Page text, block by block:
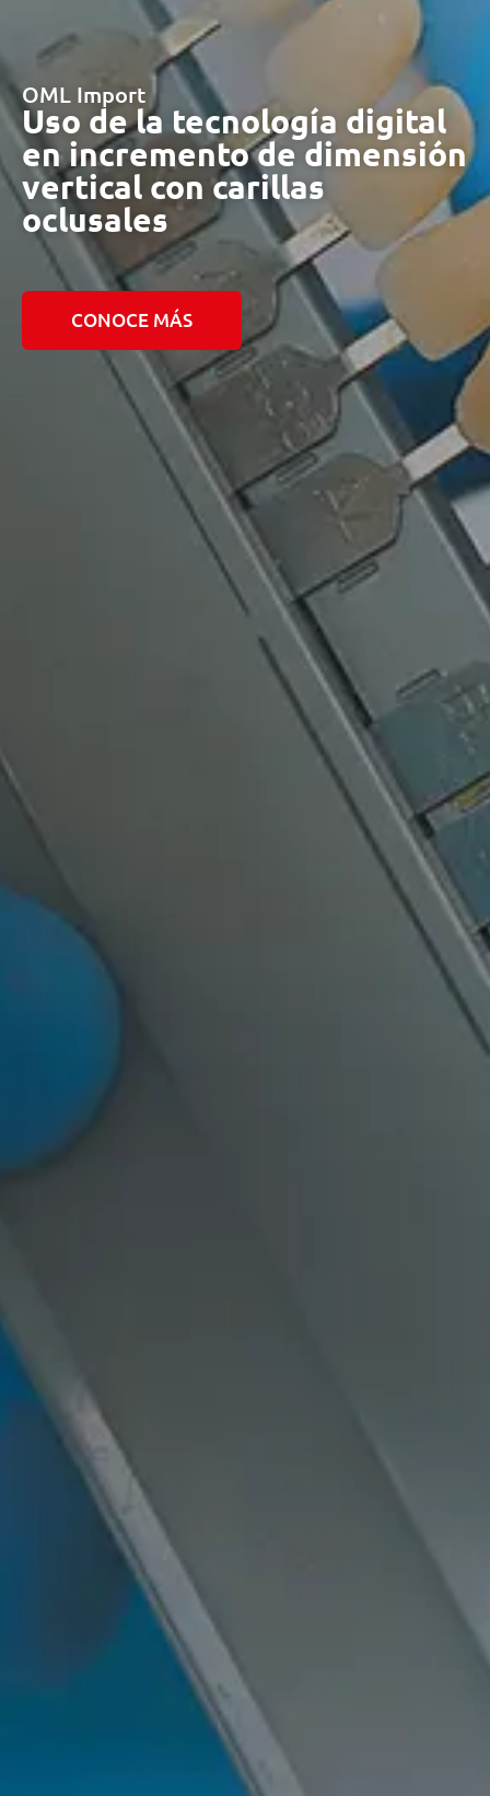
OML Import
Uso de la tecnología digital
en incremento de dimensión
vertical con carillas
oclusales
CONOCE MÁS